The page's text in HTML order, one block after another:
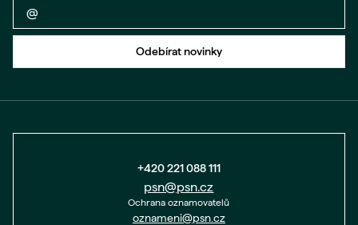
Zpět na formulář
Odebírat novinky
+420 221 088 111
psn@psn.cz
Ochrana oznamovatelů
oznameni@psn.cz